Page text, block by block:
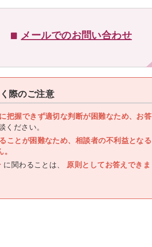
メールでのお問い合わせ
際のご注意
把握できず適切な判断が困難なため、お答
ください。
ことが困難なため、相談者の不利益となる
に関わることは、 原則としてお答えできま